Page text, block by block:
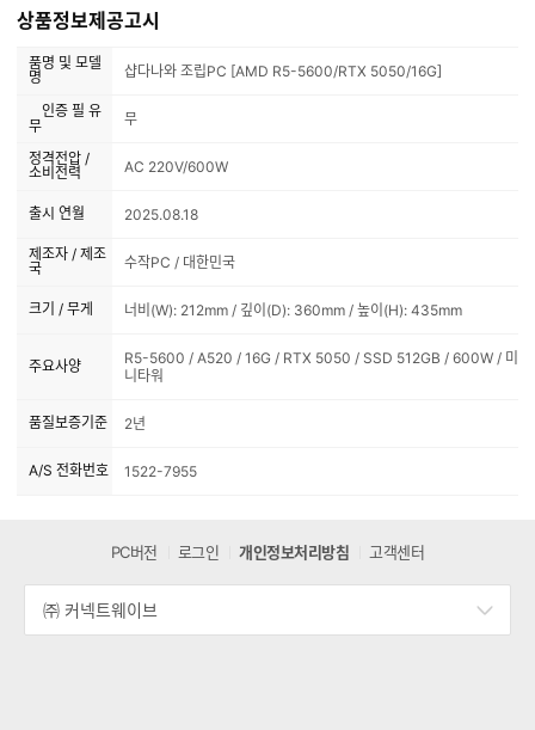
상품정보제공고시
품명 및 모델
명
샵다나와 조립PC [AMD R5-5600/RTX 5050/16G]
인증 필 유
무
무
정격전압 /
소비전력
AC 220V/600W
출시 연월 2025.08.18
제조자 / 제조
국
수작PC / 대한민국
크기 / 무게 너비(W): 212mm / 깊이(D): 360mm / 높이(H): 435mm
주요사양
R5-5600 / A520 / 16G / RTX 5050 / SSD 512GB / 600W / 미
니타워
품질보증기준 2년
A/S 전화번호 1522-7955
PC버전 로그인 개인정보처리방침 고객센터
㈜ 커넥트웨이브
세